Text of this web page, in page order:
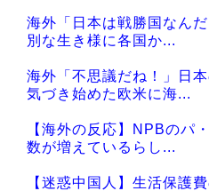
海外「日本は戦勝国なん
別な生き様に各国か...
海外「不思議だね！」日
気づき始めた欧米に海...
【海外の反応】NPBのパ
数が増えているらし...
【迷惑中国人】生活保護